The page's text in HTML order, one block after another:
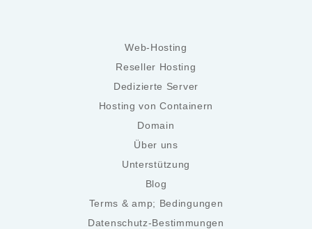
Web-Hosting
Reseller Hosting
Dedizierte Server
Hosting von Containern
Domain
Über uns
Unterstützung
Blog
Terms & amp; Bedingungen
Datenschutz-Bestimmungen